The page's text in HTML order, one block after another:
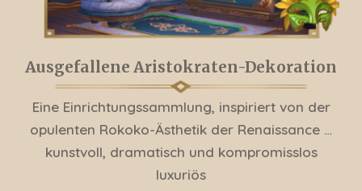
Ausgefallene Aristokraten-Dekoration
Eine Einrichtungssammlung, inspiriert von der
opulenten Rokoko-Ästhetik der Renaissance …
kunstvoll, dramatisch und kompromisslos
luxuriös